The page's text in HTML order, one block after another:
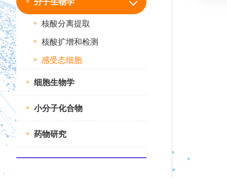
核酸分离提取
核酸扩增和检测
感受态细胞
细胞生物学
小分子化合物
药物研究